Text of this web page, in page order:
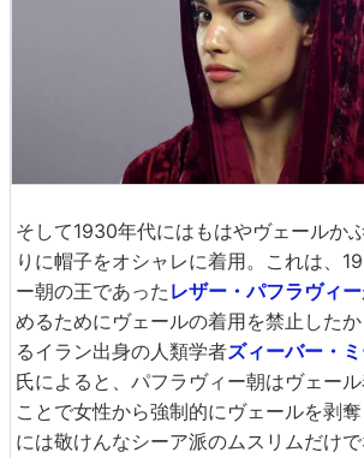
そして1930年代にはもはやヴェールか
りに帽子をオシャレに着用。これは、
ー朝の王であった レザー・パフラヴィー
めるためにヴェールの着用を禁止した
るイラン出身の人類学者ズィーバー・
氏によると、パフラヴィー朝はヴェー
ことで女性から強制的にヴェールを剥
には敬けんなシーア派のムスリムだけ